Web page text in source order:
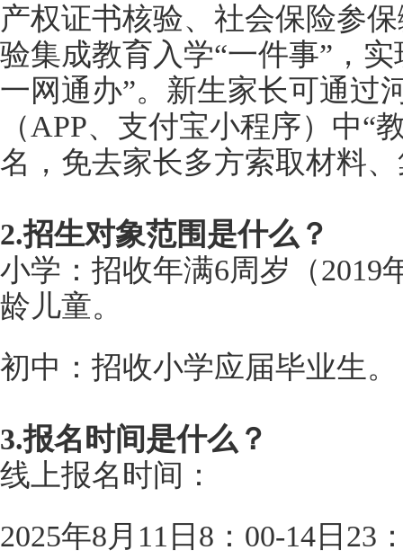
产权证书核验、社会保险参
验集成教育入学“一件事”，
一网通办”。新生家长可通过
（APP、支付宝小程序）中“
名，免去家长多方索取材料
2.招生对象范围是什么？
小学：招收年满6周岁（2019
龄儿童。
初中：招收小学应届毕业生。
3.报名时间是什么？
线上报名时间：
2025年8月11日8：00-14日23